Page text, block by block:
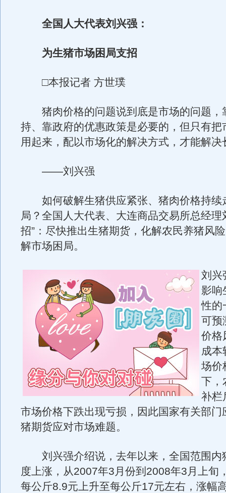
全国人大代表刘兴强：
为生猪市场困局支招
□本报记者 方世璞
猪肉价格的问题说到底是市场的问题，
持、靠政府的优惠政策是必要的，但只有把
用起来，配以市场化的解决方式，才能解决
——刘兴强
如何破解生猪供应紧张、猪肉价格持续
局？全国人大代表、大连商品交易所总经理
招”：尽快推出生猪期货，化解农民养猪风
解市场困局。
刘兴
影响
性的
可预
价格
成本
场价
下，
补栏
市场价格下跌出现亏损，因此国家有关部门
猪期货应对市场难题。
刘兴强介绍说，去年以来，全国范围内
度上涨，从2007年3月份到2008年3月上旬
每公斤8.9元上升至每公斤17元左右，涨幅